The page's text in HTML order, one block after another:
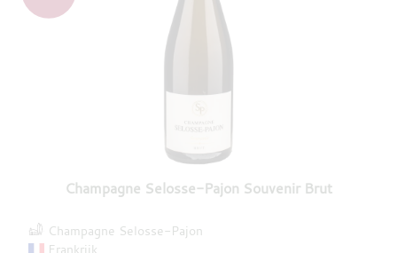
Champagne Selosse-Pajon Souvenir Brut
Champagne Selosse-Pajon
Frankrijk